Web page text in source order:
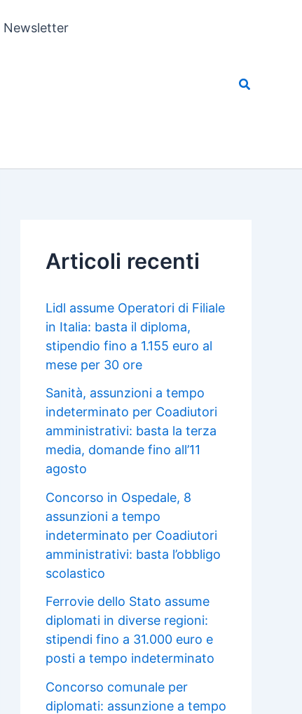
Newsletter
Articoli recenti
Lidl assume Operatori di Filiale
in Italia: basta il diploma,
stipendio fino a 1.155 euro al
mese per 30 ore
Sanità, assunzioni a tempo
indeterminato per Coadiutori
amministrativi: basta la terza
media, domande fino all’11
agosto
Concorso in Ospedale, 8
assunzioni a tempo
indeterminato per Coadiutori
amministrativi: basta l’obbligo
scolastico
Ferrovie dello Stato assume
diplomati in diverse regioni:
stipendi fino a 31.000 euro e
posti a tempo indeterminato
Concorso comunale per
diplomati: assunzione a tempo